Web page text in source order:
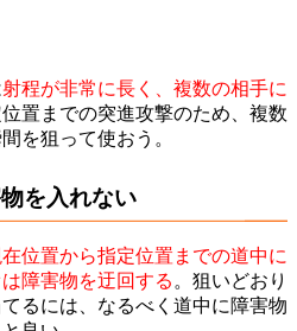
射程が非常に長く、複数の相手に
置までの突進攻撃のため、複数
を狙って使おう。
を入れない
位置から指定位置までの道中に
障害物を迂回する 。狙いどおり
るには、なるべく道中に障害物